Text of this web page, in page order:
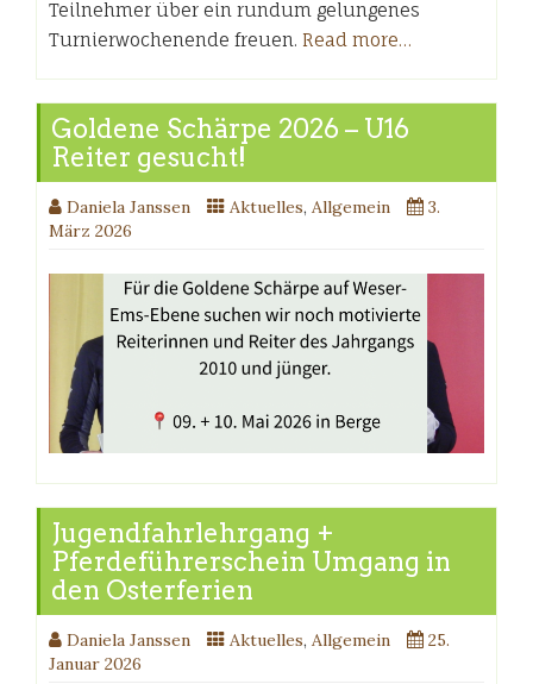
Teilnehmer über ein rundum gelungenes
Turnierwochenende freuen. Read more…
Goldene Schärpe 2026 – U16
Reiter gesucht!
Daniela Janssen Aktuelles, Allgemein
3.
März 2026
Jugendfahrlehrgang +
Pferdeführerschein Umgang in
den Osterferien
Daniela Janssen Aktuelles, Allgemein
25.
Januar 2026